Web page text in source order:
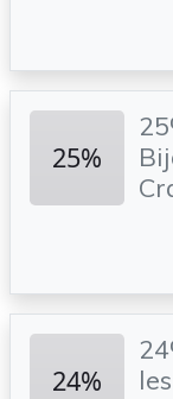
25%
24%